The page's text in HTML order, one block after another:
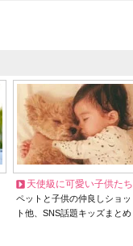
天使級に可愛い子供たち
ペットと子供の仲良しショッ
ト他、SNS話題キッズまとめ